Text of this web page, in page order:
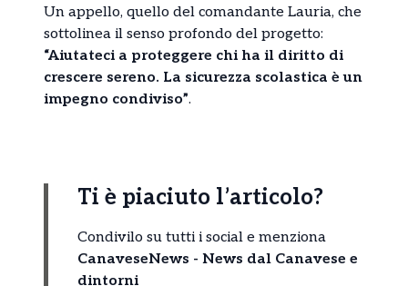
Un appello, quello del comandante Lauria, che
sottolinea il senso profondo del progetto:
“Aiutateci a proteggere chi ha il diritto di
crescere sereno. La sicurezza scolastica è un
impegno condiviso”.
Ti è piaciuto l’articolo?
Condivilo su tutti i social e menziona
CanaveseNews - News dal Canavese e
dintorni